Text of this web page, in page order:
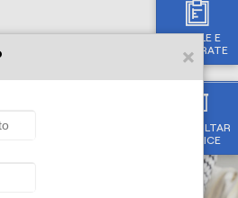
SIMULE E
CONTRATE
CONSULTAR
APÓLICE